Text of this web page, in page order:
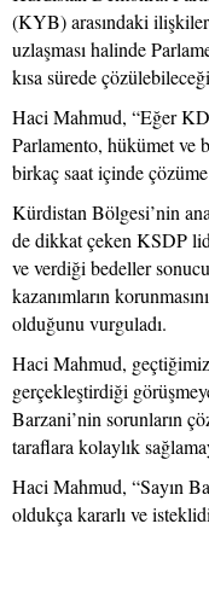
(KYB) arasındaki
uzlaşması halinde
kısa sürede
Haci Mahmud, “Eğer
Parlamento, hükümet ve
birkaç saat içinde
Kürdistan Bölgesi’nin
de dikkat çeken KSDP
ve verdiği bedeller
kazanımların
olduğunu vurguladı.
Haci Mahmud,
gerçekleştirdiği
Barzani’nin sorunların
taraflara kolaylık
Haci Mahmud, “Sayın
oldukça kararlı ve